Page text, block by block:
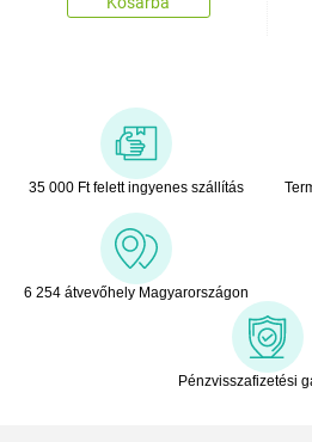
35 000 Ft felett ingyenes szállítás
6 254 átvevőhely Magyarországon
Pénzvisszafizetési